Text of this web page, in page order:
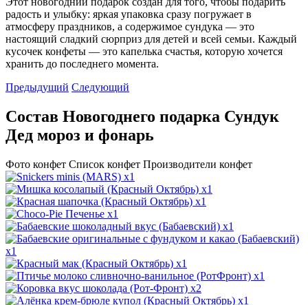
радость и улыбку: яркая упаковка сразу погружает в
атмосферу праздников, а содержимое сундука — это
настоящий сладкий сюрприз для детей и всей семьи. Каждый
кусочек конфеты — это капелька счастья, которую хочется
хранить до последнего момента.
Предыдущий Следующий
Состав Новогоднего подарка Сундук
Дед мороз и фонарь
Фото конфет Список конфет Производители конфет
x1
x1
x1
x1
x1
x1
x1
x1
x2
x1